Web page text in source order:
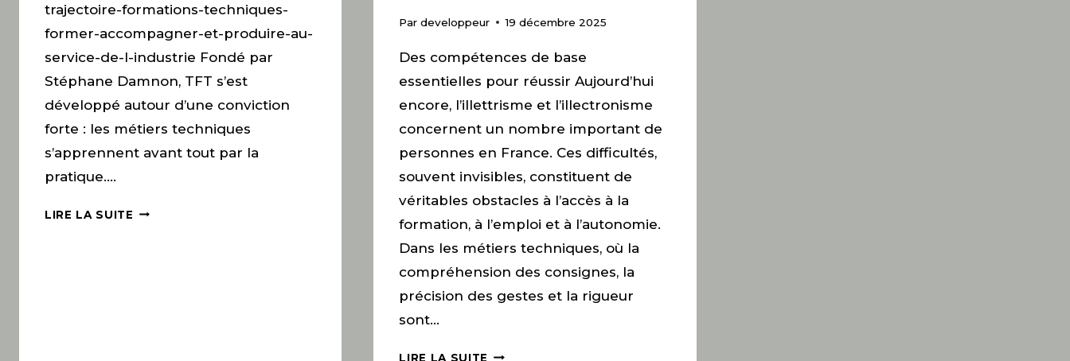
trajectoire-formations-techniques-
former-accompagner-et-produire-au-
service-de-l-industrie Fondé par
Stéphane Damnon, TFT s’est
développé autour d’une conviction
forte : les métiers techniques
s’apprennent avant tout par la
pratique….
LIRE LA SUITE
Par developpeur 19 décembre 2025
Des compétences de base
essentielles pour réussir Aujourd’hui
encore, l’illettrisme et l’illectronisme
concernent un nombre important de
personnes en France. Ces difficultés,
souvent invisibles, constituent de
véritables obstacles à l’accès à la
formation, à l’emploi et à l’autonomie.
Dans les métiers techniques, où la
compréhension des consignes, la
précision des gestes et la rigueur
sont…
LIRE LA SUITE